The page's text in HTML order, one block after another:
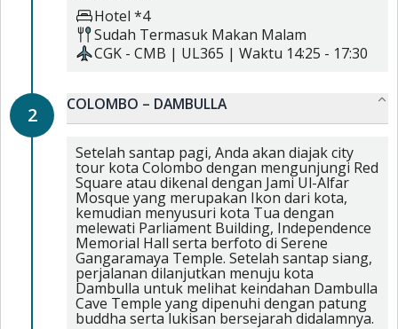
Hotel *4
Sudah Termasuk Makan Malam
CGK - CMB | UL365 | Waktu 14:25 - 17:30
2 COLOMBO – DAMBULLA
Setelah santap pagi, Anda akan diajak city
tour kota Colombo dengan mengunjungi Red
Square atau dikenal dengan Jami Ul-Alfar
Mosque yang merupakan Ikon dari kota,
kemudian menyusuri kota Tua dengan
melewati Parliament Building, Independence
Memorial Hall serta berfoto di Serene
Gangaramaya Temple. Setelah santap siang,
perjalanan dilanjutkan menuju kota
Dambulla untuk melihat keindahan Dambulla
Cave Temple yang dipenuhi dengan patung
buddha serta lukisan bersejarah didalamnya.